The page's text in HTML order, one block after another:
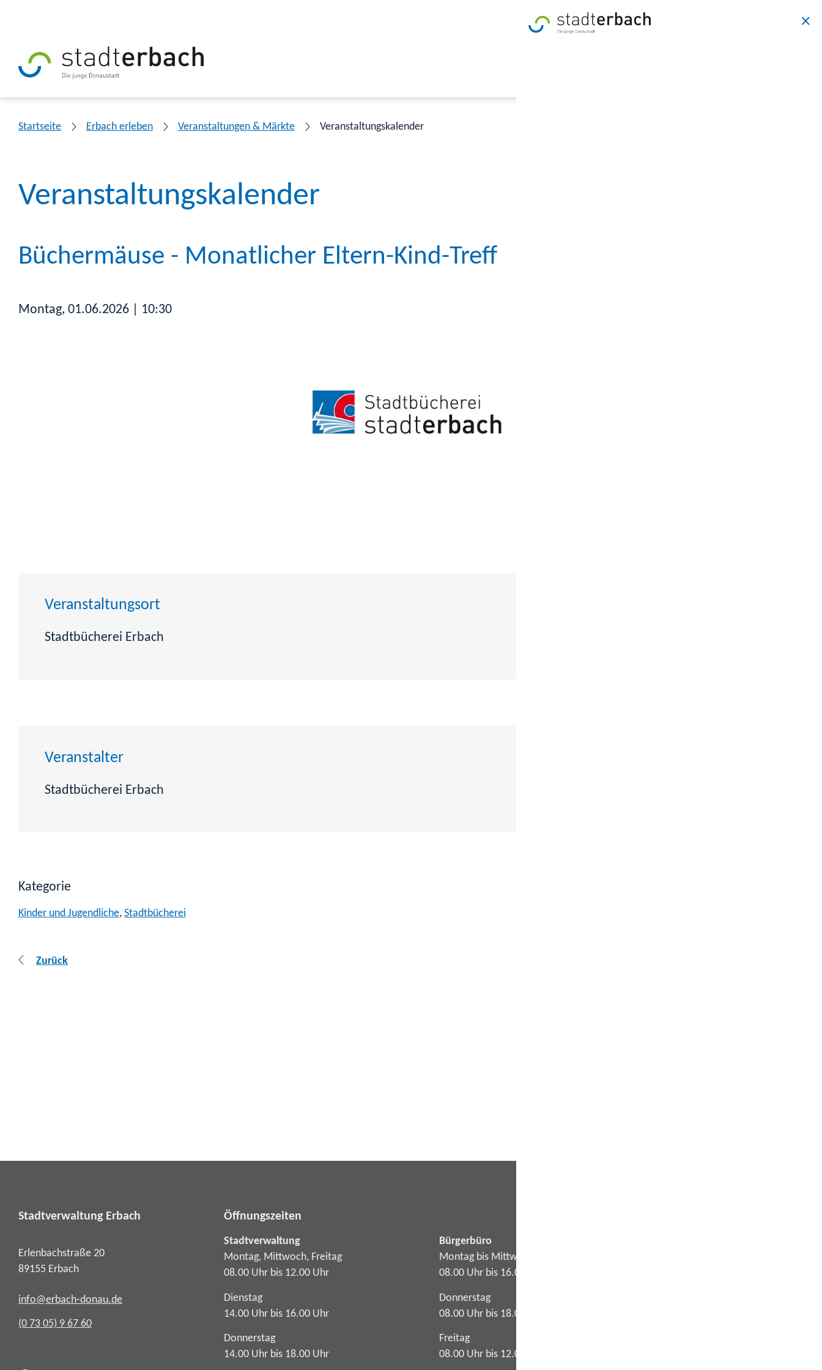
Startseite Erbach erleben Veranstaltungen & Märkte Veranstaltungskalender
Veranstaltungskalender
Montag, 01.06.2026 | 10:30
Büchermäuse - Monatlicher Eltern-Kind-Treff
Veranstaltungsort
Stadtbücherei Erbach
Veranstalter
Stadtbücherei Erbach
Kategorie
Kinder und Jugendliche, Stadtbücherei
Zurück
Stadtverwaltung Erbach
Erlenbachstraße 20
89155 Erbach
info@erbach-donau.de
(0 73 05) 9 67 60
Öffnungszeiten
Stadtverwaltung
Montag, Mittwoch, Freitag
08.00 Uhr bis 12.00 Uhr
Dienstag
14.00 Uhr bis 16.00 Uhr
Donnerstag
14.00 Uhr bis 18.00 Uhr
Bürgerbüro
Montag bis Mittwoch
08.00 Uhr bis 16.00 Uhr
Donnerstag
08.00 Uhr bis 18.00 Uhr
Freitag
08.00 Uhr bis 12.00 Uhr